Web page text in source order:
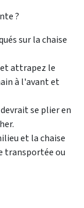
?
sur la chaise
attrapez le
à l'avant et
se plier en
et la chaise
transportée ou